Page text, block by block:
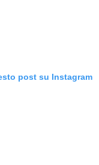
post su Instagram